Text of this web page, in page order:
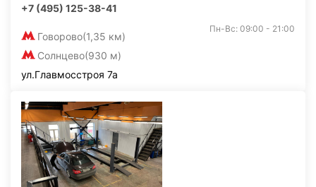
+7 (495) 125-38-41
Говорово(1,35 км)
Солнцево(930 м)
Пн-Вс: 09:00 - 21:00
ул.Главмосстроя 7а